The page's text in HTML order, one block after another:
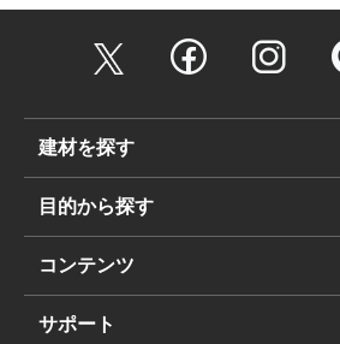
建材を探す
目的から探す
コンテンツ
サポート